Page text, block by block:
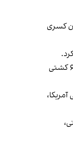
کسری
مدیرکل سازمان بین‌المللی دریانوردی نیز اعلام کرده از آغاز بحران تنگه هرمز ۱۴ دریانورد کشته شده‌اند و این سازمان پس از حمله به کشتی سنگاپوری، عملیات تخلیه حدود ۶۰۰ کشتی